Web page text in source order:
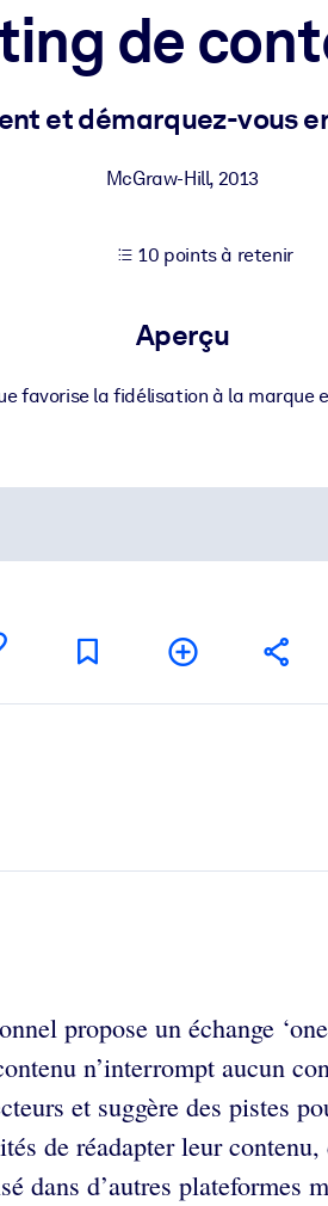
fiables et prêtes à l'emploi.
améliorer les résultats.
de
et démarquez-vous
McGraw-Hill, 2013
10 points à retenir
Aperçu
favorise la fidélisation à la marque
propose un échange
n’interrompt aucun
et suggère des pistes
de réadapter leur
dans d’autres plateformes